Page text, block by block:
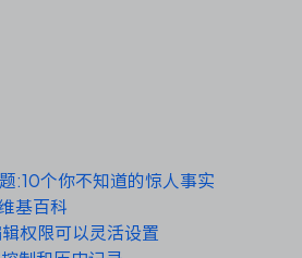
:10个你不知道的惊人事实
基百科
权限可以灵活设置